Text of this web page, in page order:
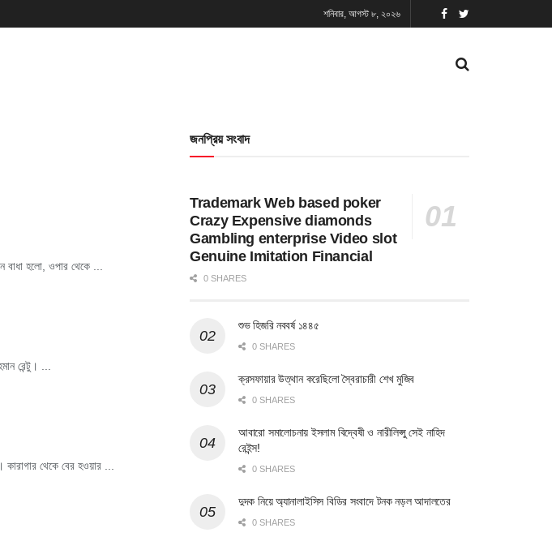
শনিবার, আগস্ট ৮, ২০২৬
বাধা হলো, ওপার থেকে ...
রেন্টু। ...
থেকে বের হওয়ার ...
জনপ্রিয় সংবাদ
Trademark Web based poker
Crazy Expensive diamonds
Gambling enterprise Video slot
Genuine Imitation Financial
0 SHARES
শুভ হিজরি নববর্ষ ১৪৪৫
0 SHARES
ক্রসফায়ার উত্থান করেছিলো স্বৈরাচারী শেখ মুজিব
0 SHARES
আবারো সমালোচনায় ইসলাম বিদ্বেষী ও নারীলিপ্সু সেই নাহিদ
রেইন্স!
0 SHARES
দুদক নিয়ে অ্যানালাইসিস বিডির সংবাদে টনক নড়ল আদালতের
0 SHARES